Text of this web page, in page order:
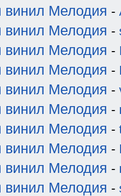
винил Мелодия -
винил Мелодия -
винил Мелодия -
винил Мелодия -
винил Мелодия -
винил Мелодия -
винил Мелодия -
винил Мелодия -
винил Мелодия -
винил Мелодия -